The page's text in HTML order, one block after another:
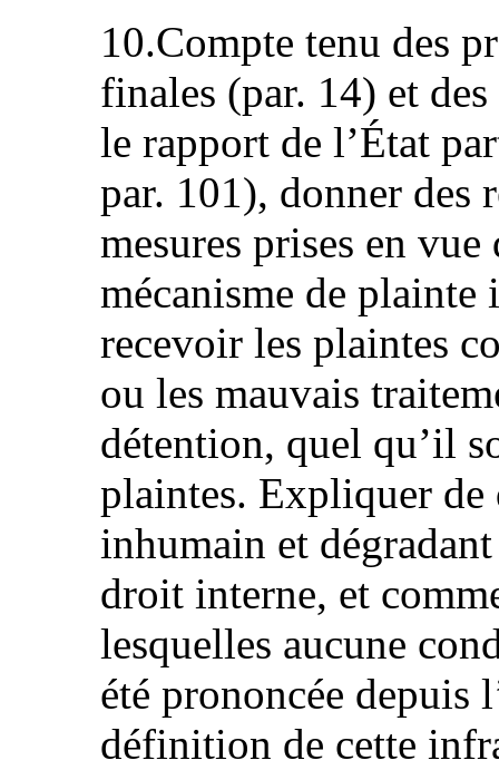
10.Compte tenu des
finales (par. 14) et
le rapport de l’État
par. 101), donner des
mesures prises en
mécanisme de plainte
recevoir les plaintes
ou les mauvais
détention, quel qu’il
plaintes. Expliquer de
inhumain et
droit interne, et
lesquelles aucune
été prononcée depuis
définition de cette